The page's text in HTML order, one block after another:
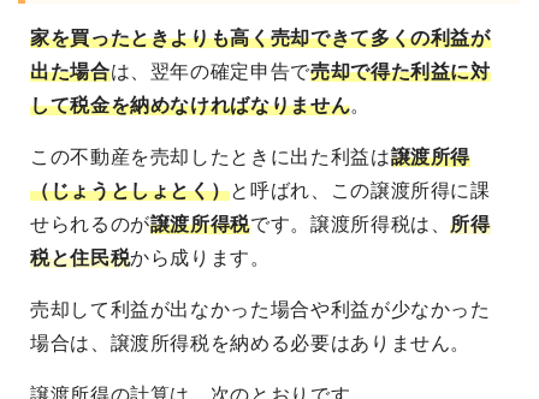
家を買ったときよりも高く売却できて多くの利益が
出た場合は、翌年の確定申告で売却で得た利益に対
して税金を納めなければなりません。
この不動産を売却したときに出た利益は譲渡所得
（じょうとしょとく）と呼ばれ、この譲渡所得に課
せられるのが譲渡所得税です。譲渡所得税は、所得
税と住民税から成ります。
売却して利益が出なかった場合や利益が少なかった
場合は、譲渡所得税を納める必要はありません。
譲渡所得の計算は、次のとおりです。